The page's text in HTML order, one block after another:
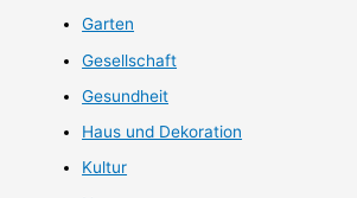
Garten
Gesellschaft
Gesundheit
Haus und Dekoration
Kultur